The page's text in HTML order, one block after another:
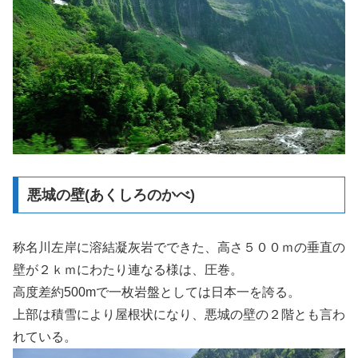
悪城の壁(あくしろのかべ)
称名川左岸に溶結凝灰岩でできた、高さ５００ｍの垂直の
壁が２ｋｍにわたり連なる様は、圧巻。
高度差約500mで一枚岩盤としては日本一を誇る。
上部は積雪により屋根状になり、悪城の壁の２階とも言わ
れている。